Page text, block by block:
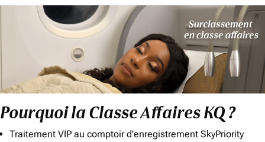
Pourquoi la Classe Affaires KQ ?
Traitement VIP au comptoir d'enregistrement SkyPriority